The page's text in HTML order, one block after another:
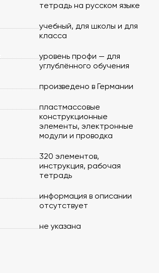
тетрадь на русском языке
учебный, для школы и для
класса
уровень профи — для
углублённого обучения
произведено в Германии
пластмассовые
конструкционные
элементы, электронные
модули и проводка
320 элементов,
инструкция, рабочая
тетрадь
информация в описании
отсутствует
не указана